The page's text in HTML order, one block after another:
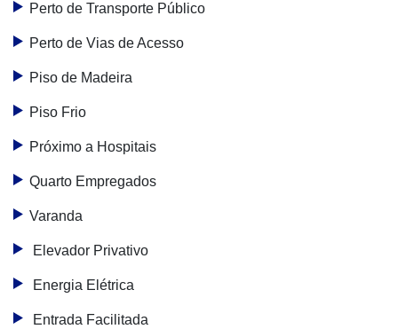
Perto de Transporte Público
Perto de Vias de Acesso
Piso de Madeira
Piso Frio
Próximo a Hospitais
Quarto Empregados
Varanda
Elevador Privativo
Energia Elétrica
Entrada Facilitada